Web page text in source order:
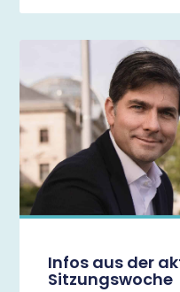
Infos aus der
Sitzungswoche